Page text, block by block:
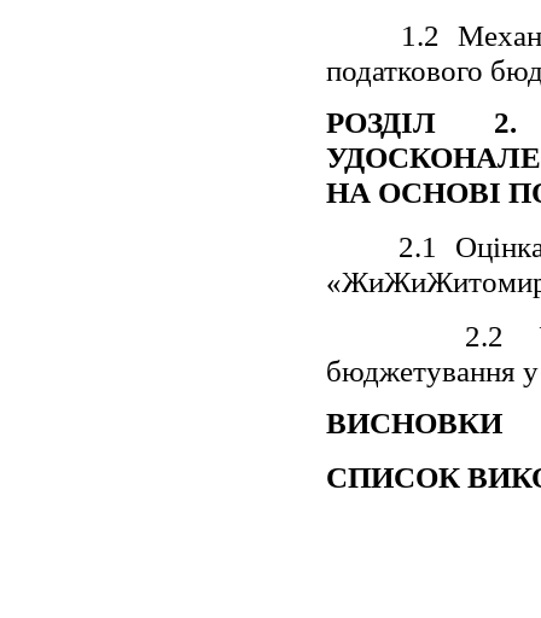
1.2
податкового
РОЗДІЛ
НА ОСНОВІ
2.1
2.2
бюджетування у
ВИСНОВКИ
СПИСОК